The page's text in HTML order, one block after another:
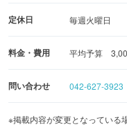
定休日 毎週火曜日
料金・費用 平均予算
問い合わせ 042-627-3923
※掲載内容が変更となっている